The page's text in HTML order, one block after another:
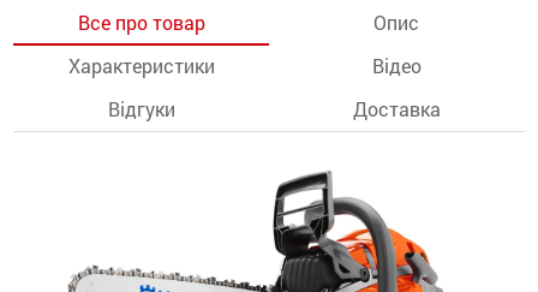
Все про товар
Опис
Характеристики
Відео
Відгуки
Доставка